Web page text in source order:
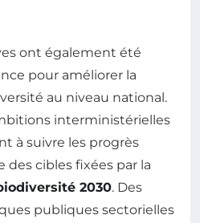
ont également été
pour améliorer la
au niveau national.
interministérielles
à suivre les progrès
des cibles fixées par la
2030. Des
publiques sectorielles